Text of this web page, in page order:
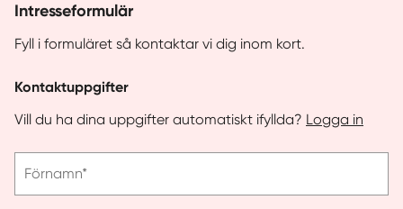
Intresseformulär
Fyll i formuläret så kontaktar vi dig inom kort.
Kontaktuppgifter
Vill du ha dina uppgifter automatiskt ifyllda? Logga in
ange
Förnamn*